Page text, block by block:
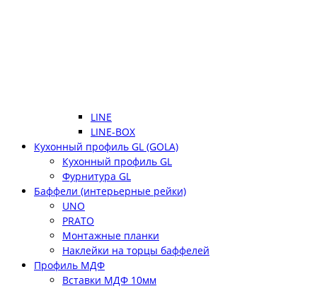
LINE
LINE-BOX
Кухонный профиль GL (GOLA)
Кухонный профиль GL
Фурнитура GL
Баффели (интерьерные рейки)
UNO
PRATO
Монтажные планки
Наклейки на торцы баффелей
Профиль МДФ
Вставки МДФ 10мм